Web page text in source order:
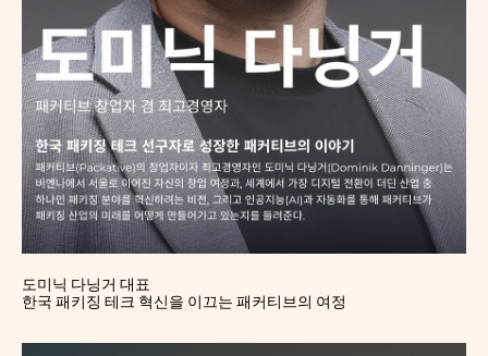
도미닉 다닝거 대표
한국 패키징 테크 혁신을 이끄는 패커티브의 여정